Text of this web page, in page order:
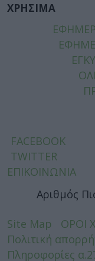
ΧΡΗΣΙΜΑ
FACEBOOK
TWITTER
ΕΠΙΚΟΙΝΩΝΙΑ
Αριθμός
Site Map ΟΡΟΙ
Πολιτική
Πληροφορίες